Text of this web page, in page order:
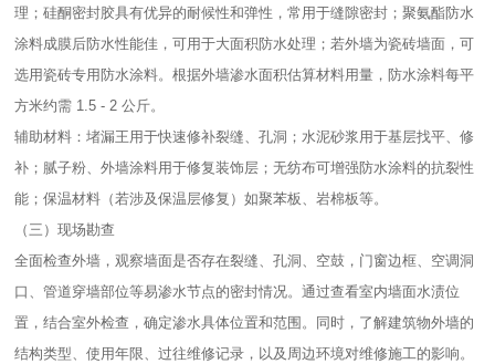
理；硅酮密封胶具有优异的耐候性和弹性，常用于缝隙密封；聚氨酯防水
涂料成膜后防水性能佳，可用于大面积防水处理；若外墙为瓷砖墙面，可
选用瓷砖专用防水涂料。根据外墙渗水面积估算材料用量，防水涂料每平
方米约需 1.5 - 2 公斤。​
辅助材料：堵漏王用于快速修补裂缝、孔洞；水泥砂浆用于基层找平、修
补；腻子粉、外墙涂料用于修复装饰层；无纺布可增强防水涂料的抗裂性
能；保温材料（若涉及保温层修复）如聚苯板、岩棉板等。​
（三）现场勘查​
全面检查外墙，观察墙面是否存在裂缝、孔洞、空鼓，门窗边框、空调洞
口、管道穿墙部位等易渗水节点的密封情况。通过查看室内墙面水渍位
置，结合室外检查，确定渗水具体位置和范围。同时，了解建筑物外墙的
结构类型、使用年限、过往维修记录，以及周边环境对维修施工的影响。​